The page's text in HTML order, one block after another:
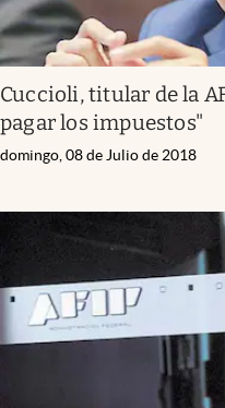
Cuccioli, titular de la
pagar los impuestos"
domingo, 08 de Julio de 2018